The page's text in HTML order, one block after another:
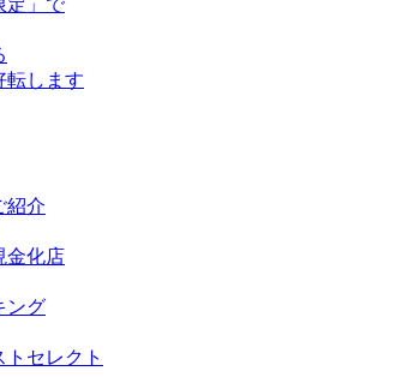
転します
紹介
金化店
ング
セレクト